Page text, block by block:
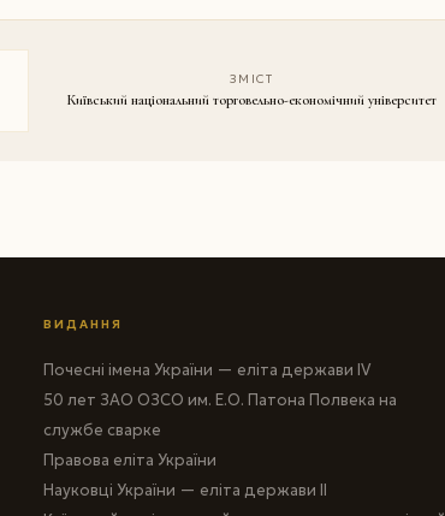
ЗМІСТ
Київський національний торговельно-економічний університет
ВИДАННЯ
Почесні імена України — еліта держави IV
50 лет ЗАО ОЗСО им. Е.О. Патона Полвека на
службе сварке
Правова еліта України
Науковці України — еліта держави II